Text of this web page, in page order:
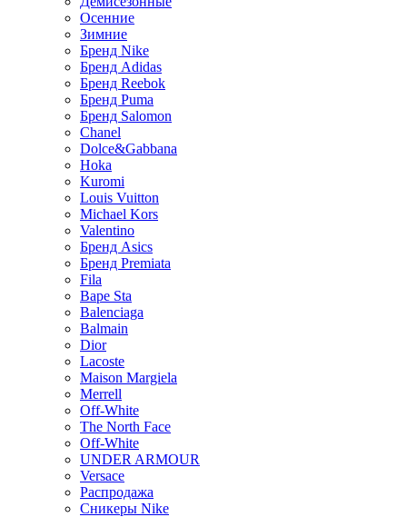
Осенние
Зимние
Бренд Nike
Бренд Adidas
Бренд Reebok
Бренд Puma
Бренд Salomon
Chanel
Dolce&Gabbana
Hoka
Kuromi
Louis Vuitton
Michael Kors
Valentino
Бренд Asics
Бренд Premiata
Fila
Bape Sta
Balenciaga
Balmain
Dior
Lacoste
Maison Margiela
Merrell
Off-White
The North Face
Off-White
UNDER ARMOUR
Versace
Распродажа
Сникеры Nike